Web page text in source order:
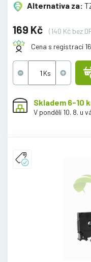
Alternativa za:
169 Kč
(140 Kč bez
Cena s registrací
Skladem 6-10
V pondělí 10. 8. u